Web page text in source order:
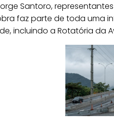
Santoro,
faz parte de toda uma
incluindo a Rotatória da